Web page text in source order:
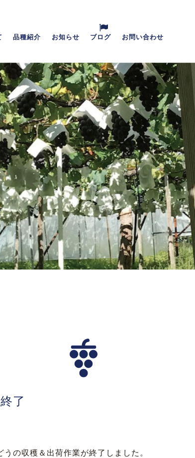
品種紹介 お知らせ ブログ お問い合わせ
了
の収穫＆出荷作業が終了しました。